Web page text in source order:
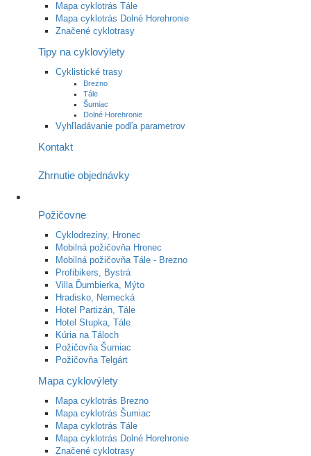
Mapa cyklotrás Tále
Mapa cyklotrás Dolné Horehronie
Značené cyklotrasy
Tipy na cyklovýlety
Cyklistické trasy
Brezno
Tále
Šumiac
Dolné Horehronie
Vyhľladávanie podľa parametrov
Kontakt
Zhrnutie objednávky
Požičovne
Cyklodreziny, Hronec
Mobilná požičovňa Hronec
Mobilná požičovňa Tále - Brezno
Profibikers, Bystrá
Villa Ďumbierka, Mýto
Hradisko, Nemecká
Hotel Partizán, Tále
Hotel Stupka, Tále
Kúria na Táloch
Požičovňa Šumiac
Požičovňa Telgárt
Mapa cyklovýlety
Mapa cyklotrás Brezno
Mapa cyklotrás Šumiac
Mapa cyklotrás Tále
Mapa cyklotrás Dolné Horehronie
Značené cyklotrasy